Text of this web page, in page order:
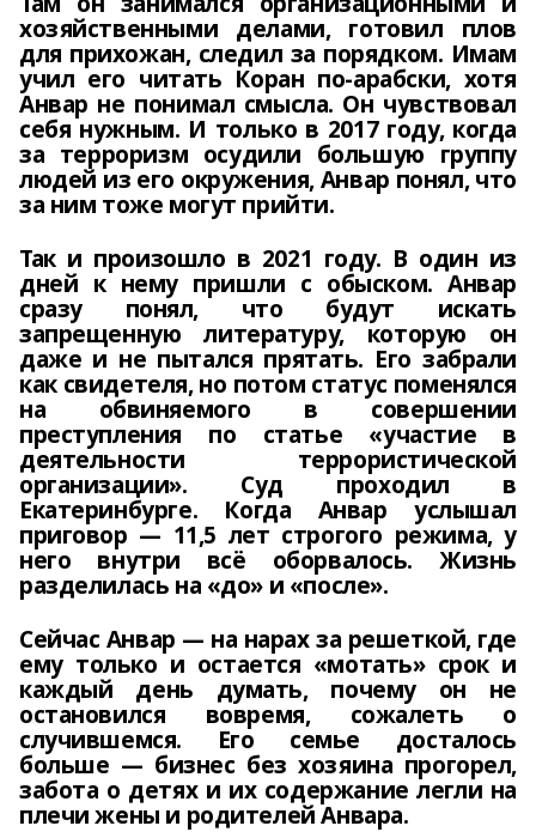
хозяйственными делами, готовил плов
для прихожан, следил за порядком. Имам
учил его читать Коран по-арабски, хотя
Анвар не понимал смысла. Он чувствовал
себя нужным. И только в 2017 году, когда
за терроризм осудили большую группу
людей из его окружения, Анвар понял, что
за ним тоже могут прийти.
Так и произошло в 2021 году. В один из
дней к нему пришли с обыском. Анвар
сразу понял, что будут искать
запрещенную литературу, которую он
даже и не пытался прятать. Его забрали
как свидетеля, но потом статус поменялся
на обвиняемого в совершении
преступления по статье «участие в
деятельности террористической
организации». Суд проходил в
Екатеринбурге. Когда Анвар услышал
приговор — 11,5 лет строгого режима, у
него внутри всё оборвалось. Жизнь
разделилась на «до» и «после».
Сейчас Анвар — на нарах за решеткой, где
ему только и остается «мотать» срок и
каждый день думать, почему он не
остановился вовремя, сожалеть о
случившемся. Его семье досталось
больше — бизнес без хозяина прогорел,
забота о детях и их содержание легли на
плечи жены и родителей Анвара.